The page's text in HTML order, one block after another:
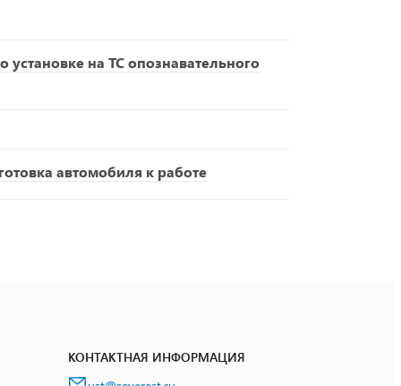
установке на ТС опознавательного
автомобиля к работе
КОНТАКТНАЯ ИНФОРМАЦИЯ